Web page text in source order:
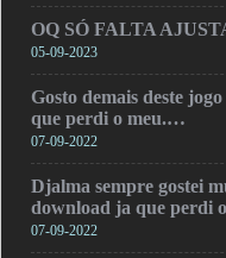
OQ SÓ FALTA
05-09-2023
Gosto demais deste
que perdi o meu.…
07-09-2022
Djalma sempre gostei
download ja que perdi
07-09-2022